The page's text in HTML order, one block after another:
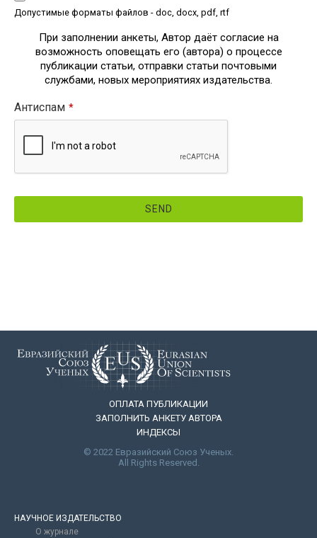
Допустимые форматы файлов - doc, docx, pdf, rtf
При заполнении анкеты, Автор даёт согласие на
возможность оповещать его (автора) о процессе
публикации статьи, отправки статьи почтовыми
службами, новых мероприятиях издательства.
Антиспам *
SEND
ОПЛАТА ПУБЛИКАЦИИ
ЗАПОЛНИТЬ АНКЕТУ АВТОРА
ИНДЕКСЫ
© 2022 Евразийский Союз Ученых.
All Rights Reserved.
НАУЧНОЕ ИЗДАТЕЛЬСТВО
О журнале